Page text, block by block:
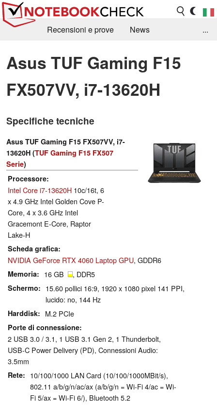
Recensioni e prove
News
Guida agli acquisti
Search Contact
...
Asus TUF Gaming F15
FX507VV, i7-13620H
Specifiche tecniche
Asus TUF Gaming F15 FX507VV, i7-
13620H (TUF Gaming F15 FX507
Serie)
Processore
Intel Core i7-13620H 10c/16t, 6
x 4.9 GHz Intel Golden Cove P-
Core, 4 x 3.6 GHz Intel
Gracemont E-Core, Raptor
Lake-H
Scheda grafica
NVIDIA GeForce RTX 4060 Laptop GPU, GDDR6
Memoria 16 GB , DDR5
Schermo
15.60 pollici 16:9, 1920 x 1080 pixel 141 PPI,
lucido: no, 144 Hz
Harddisk M.2 PCIe
Porte di connessione
2 USB 3.0 / 3.1, 1 USB 3.1 Gen 2, 1 Thunderbolt,
USB-C Power Delivery (PD), Connessioni Audio:
3.5mm
Rete
10/100/1000 LAN Card (10/100/1000MBit/s),
802.11 a/b/g/n/ac/ax (a/b/g/n = Wi-Fi 4/ac = Wi-
Fi 5/ax = Wi-Fi 6/), Bluetooth 5.2